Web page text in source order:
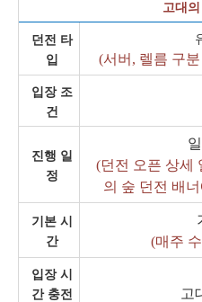
고대
던전 타
입
(서버, 렐름 구
입장 조
건
진행 일
정
(던전 오픈 상세
의 숲 던전 배
기본 시
간
(매주
입장 시
간 충전
고